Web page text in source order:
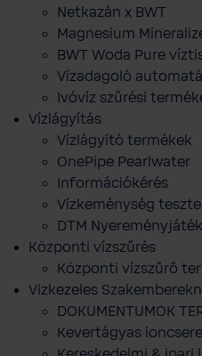
Netkazán x BWT
Magnesium
BWT Woda Pure
Vízadagoló
Ivóvíz szűrési
Vízlágyítás
Vízlágyító termékek
OnePipe Pearlwater
Információkérés
Vízkeménység
DTM Nyereményjáték
Központi vízszűrés
Központi vízszűrő
Vizkezeles
DOKUMENTUMOK
Kevertágyas